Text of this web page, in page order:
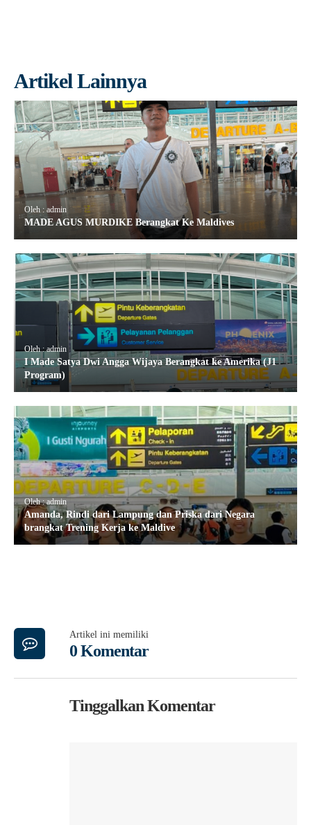
Artikel Lainnya
Oleh : admin
MADE AGUS MURDIKE Berangkat Ke Maldives
Oleh : admin
I Made Satya Dwi Angga Wijaya Berangkat ke Amerika (J1
Program)
Oleh : admin
Amanda, Rindi dari Lampung dan Priska dari Negara
brangkat Trening Kerja ke Maldive
Artikel ini memiliki
0 Komentar
Tinggalkan Komentar